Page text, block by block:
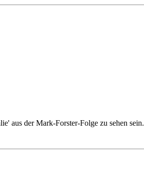
aus der Mark-Forster-Folge zu sehen sein.